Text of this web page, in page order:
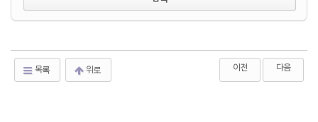
목록 위로 이전 다음